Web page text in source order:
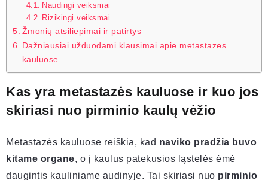
Naudingi veiksmai
Rizikingi veiksmai
Žmonių atsiliepimai ir patirtys
Dažniausiai užduodami klausimai apie metastazes
kauluose
Kas yra metastazės kauluose ir kuo jos
skiriasi nuo pirminio kaulų vėžio
Metastazės kauluose reiškia, kad naviko pradžia buvo
kitame organe, o į kaulus patekusios ląstelės ėmė
daugintis kauliniame audinyje. Tai skiriasi nuo pirminio